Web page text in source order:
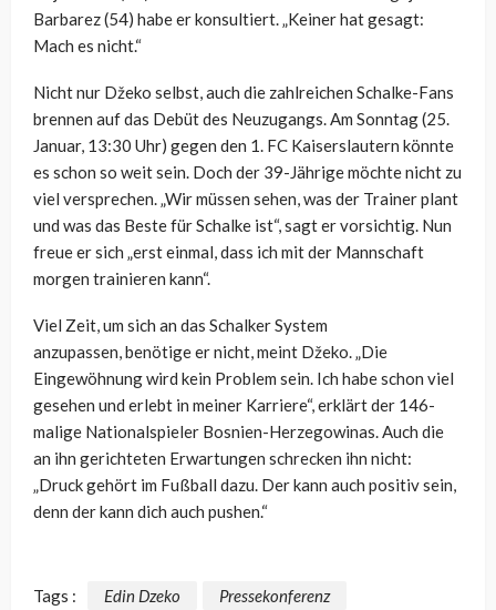
Barbarez (54) habe er konsultiert. „Keiner hat gesagt:
Mach es nicht.“
Nicht nur Džeko selbst, auch die zahlreichen Schalke-Fans
brennen auf das Debüt des Neuzugangs. Am Sonntag (25.
Januar, 13:30 Uhr) gegen den 1. FC Kaiserslautern könnte
es schon so weit sein. Doch der 39-Jährige möchte nicht zu
viel versprechen. „Wir müssen sehen, was der Trainer plant
und was das Beste für Schalke ist“, sagt er vorsichtig. Nun
freue er sich „erst einmal, dass ich mit der Mannschaft
morgen trainieren kann“.
Viel Zeit, um sich an das Schalker System
anzupassen, benötige er nicht, meint Džeko. „Die
Eingewöhnung wird kein Problem sein. Ich habe schon viel
gesehen und erlebt in meiner Karriere“, erklärt der 146-
malige Nationalspieler Bosnien-Herzegowinas. Auch die
an ihn gerichteten Erwartungen schrecken ihn nicht:
„Druck gehört im Fußball dazu. Der kann auch positiv sein,
denn der kann dich auch pushen.“
Tags : Edin Dzeko Pressekonferenz